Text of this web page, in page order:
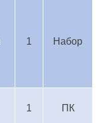
1 Набор
1 ПК